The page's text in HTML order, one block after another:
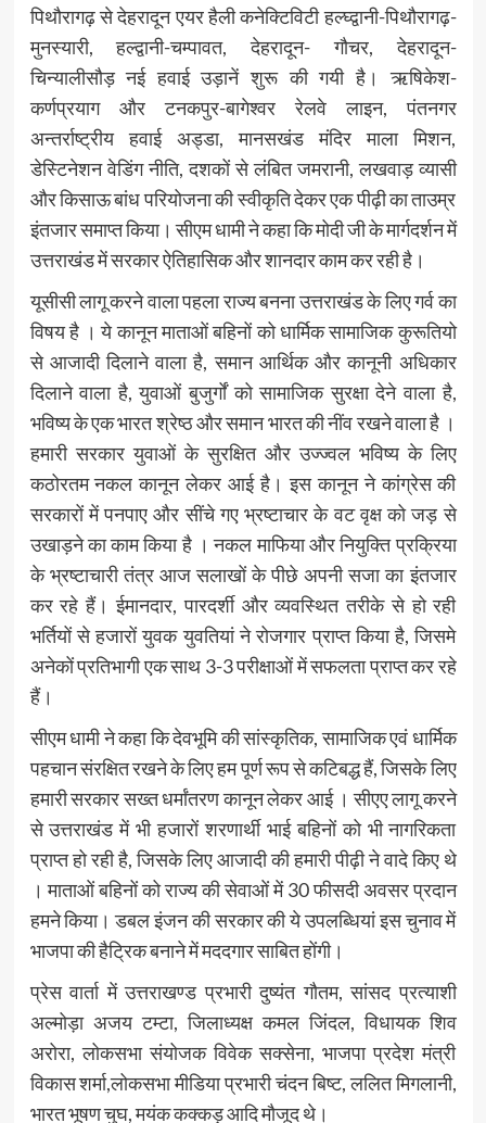
पिथौरागढ़ से देहरादून एयर हैली कनेक्टिविटी हल्घ्द्वानी-पिथौरागढ़-
मुनस्यारी, हल्द्वानी-चम्पावत, देहरादून- गौचर, देहरादून-
चिन्यालीसौड़ नई हवाई उड़ानें शुरू की गयी है। ऋषिकेश-
कर्णप्रयाग और टनकपुर-बागेश्वर रेलवे लाइन, पंतनगर
अन्तर्राष्ट्रीय हवाई अड्डा, मानसखंड मंदिर माला मिशन,
डेस्टिनेशन वेडिंग नीति, दशकों से लंबित जमरानी, लखवाड़ व्यासी
और किसाऊ बांध परियोजना की स्वीकृति देकर एक पीढ़ी का ताउम्र
इंतजार समाप्त किया। सीएम धामी ने कहा कि मोदी जी के मार्गदर्शन में
उत्तराखंड में सरकार ऐतिहासिक और शानदार काम कर रही है।
यूसीसी लागू करने वाला पहला राज्य बनना उत्तराखंड के लिए गर्व का
विषय है । ये कानून माताओं बहिनों को धार्मिक सामाजिक कुरूतियो
से आजादी दिलाने वाला है, समान आर्थिक और कानूनी अधिकार
दिलाने वाला है, युवाओं बुजुर्गों को सामाजिक सुरक्षा देने वाला है,
भविष्य के एक भारत श्रेष्ठ और समान भारत की नींव रखने वाला है ।
हमारी सरकार युवाओं के सुरक्षित और उज्ज्वल भविष्य के लिए
कठोरतम नकल कानून लेकर आई है। इस कानून ने कांग्रेस की
सरकारों में पनपाए और सींचे गए भ्रष्टाचार के वट वृक्ष को जड़ से
उखाड़ने का काम किया है । नकल माफिया और नियुक्ति प्रक्रिया
के भ्रष्टाचारी तंत्र आज सलाखों के पीछे अपनी सजा का इंतजार
कर रहे हैं। ईमानदार, पारदर्शी और व्यवस्थित तरीके से हो रही
भर्तियों से हजारों युवक युवतियां ने रोजगार प्राप्त किया है, जिसमे
अनेकों प्रतिभागी एक साथ 3-3 परीक्षाओं में सफलता प्राप्त कर रहे
हैं।
सीएम धामी ने कहा कि देवभूमि की सांस्कृतिक, सामाजिक एवं धार्मिक
पहचान संरक्षित रखने के लिए हम पूर्ण रूप से कटिबद्ध हैं, जिसके लिए
हमारी सरकार सख्त धर्मांतरण कानून लेकर आई । सीएए लागू करने
से उत्तराखंड में भी हजारों शरणार्थी भाई बहिनों को भी नागरिकता
प्राप्त हो रही है, जिसके लिए आजादी की हमारी पीढ़ी ने वादे किए थे
। माताओं बहिनों को राज्य की सेवाओं में 30 फीसदी अवसर प्रदान
हमने किया। डबल इंजन की सरकार की ये उपलब्धियां इस चुनाव में
भाजपा की हैट्रिक बनाने में मददगार साबित होंगी।
प्रेस वार्ता में उत्तराखण्ड प्रभारी दुष्यंत गौतम, सांसद प्रत्याशी
अल्मोड़ा अजय टम्टा, जिलाध्यक्ष कमल जिंदल, विधायक शिव
अरोरा, लोकसभा संयोजक विवेक सक्सेना, भाजपा प्रदेश मंत्री
विकास शर्मा,लोकसभा मीडिया प्रभारी चंदन बिष्ट, ललित मिगलानी,
भारत भूषण चुघ, मयंक कक्कड़ आदि मौजूद थे।